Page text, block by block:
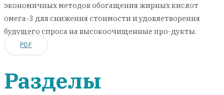
экономичных методов обогащения жирных кислот
омега-3 для снижения стоимости и удовлетворения
будущего спроса на высокоочищенные про-дукты.
PDF
Разделы